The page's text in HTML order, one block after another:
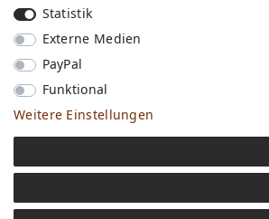
Statistik
Externe Medien
PayPal
Funktional
Weitere Einstellungen